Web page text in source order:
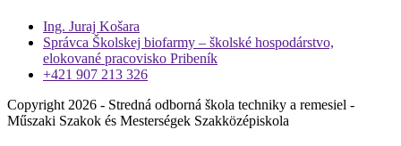
Ing. Juraj Košara
Správca Školskej biofarmy – školské hospodárstvo,
elokované pracovisko Pribeník
+421 907 213 326
Copyright 2026 - Stredná odborná škola techniky a remesiel -
Műszaki Szakok és Mesterségek Szakközépiskola